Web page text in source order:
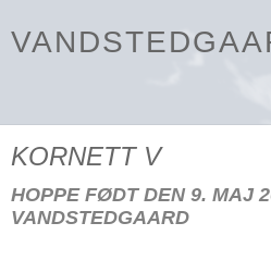
KORNETT V
HOPPE FØDT DEN 9. MAJ
VANDSTEDGAARD